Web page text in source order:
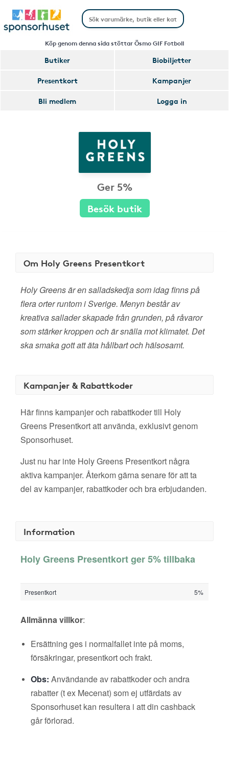
Köp genom denna sida stöttar Ösmo GIF Fotboll
Butiker
Biobiljetter
Presentkort
Kampanjer
Bli medlem
Logga in
Ger 5%
Besök butik
Om Holy Greens Presentkort
Holy Greens är en salladskedja som idag finns på
flera orter runtom i Sverige. Menyn består av
kreativa sallader skapade från grunden, på råvaror
som stärker kroppen och är snälla mot klimatet. Det
ska smaka gott att äta hållbart och hälsosamt.
Kampanjer & Rabattkoder
Här finns kampanjer och rabattkoder till Holy
Greens Presentkort att använda, exklusivt genom
Sponsorhuset.
Just nu har inte Holy Greens Presentkort några
aktiva kampanjer. Återkom gärna senare för att ta
del av kampanjer, rabattkoder och bra erbjudanden.
Information
Holy Greens Presentkort ger 5% tillbaka
Presentkort 5%
Allmänna villkor:
Ersättning ges i normalfallet inte på moms,
försäkringar, presentkort och frakt.
Obs: Användande av rabattkoder och andra
rabatter (t ex Mecenat) som ej utfärdats av
Sponsorhuset kan resultera i att din cashback
går förlorad.